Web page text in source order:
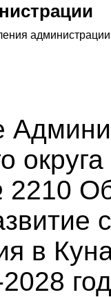
администрации
в